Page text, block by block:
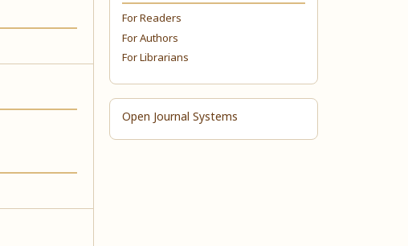
For Readers
For Authors
For Librarians
Open Journal Systems